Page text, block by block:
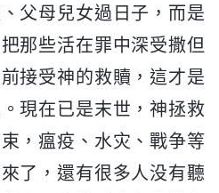
父母兒女過日子，而是
那些活在罪中深受撒但
接受神的救贖，這才是
現在已是末世，神拯救
，瘟疫、水灾、戰争等
了，還有很多人没有聽